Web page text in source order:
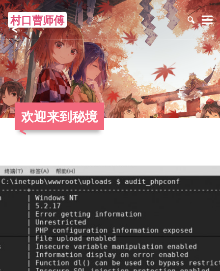
村口曹师傅 ≡
欢迎来到秘境